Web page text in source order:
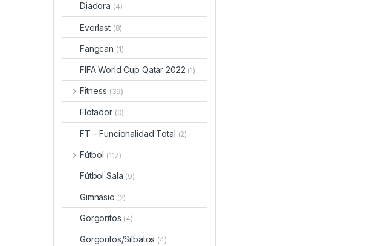
Diadora (4)
Everlast (8)
Fangcan (1)
FIFA World Cup Qatar 2022 (1)
Fitness (39)
Flotador (0)
FT – Funcionalidad Total (2)
Fútbol (117)
Fútbol Sala (9)
Gimnasio (2)
Gorgoritos (4)
Gorgoritos/Silbatos (4)